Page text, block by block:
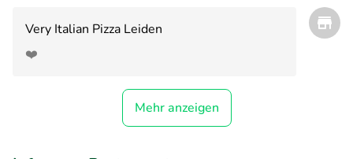
Very Italian Pizza Leiden
❤️
Mehr anzeigen